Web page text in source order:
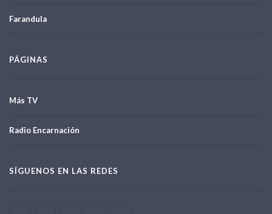
Farandula
PÁGINAS
Más TV
Radio Encarnación
SÍGUENOS EN LAS REDES